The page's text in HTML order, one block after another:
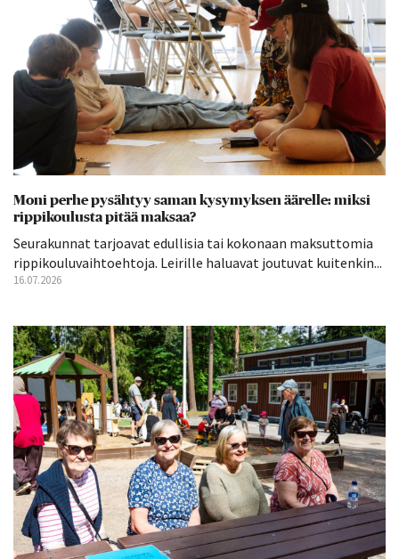
Moni perhe pysähtyy saman kysymyksen äärelle: miksi
rippikoulusta pitää maksaa?
Seurakunnat tarjoavat edullisia tai kokonaan maksuttomia
rippikouluvaihtoehtoja. Leirille haluavat joutuvat kuitenkin...
16.07.2026